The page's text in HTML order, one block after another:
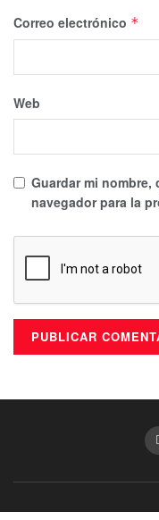
Correo electrónico *
Web
Guardar mi
navegador para la